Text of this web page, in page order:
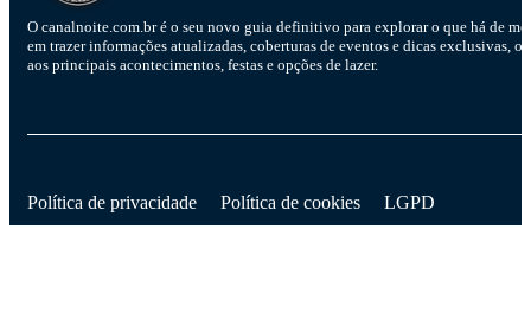
O canalnoite.com.br é o seu novo guia definitivo para explorar o que há de
em trazer informações atualizadas, coberturas de eventos e dicas exclusivas,
aos principais acontecimentos, festas e opções de lazer.
Política de privacidade Política de cookies LGPD